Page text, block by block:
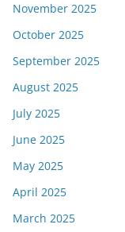
November 2025
October 2025
September 2025
August 2025
July 2025
June 2025
May 2025
April 2025
March 2025